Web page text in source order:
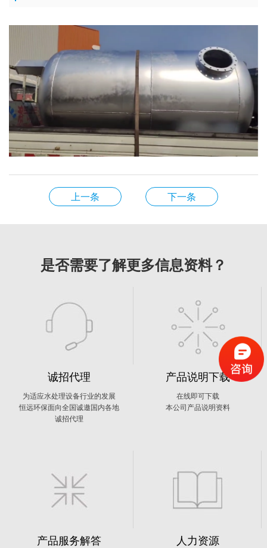
上一条 下一条
是否需要了解更多信息资料？
诚招代理
为适应水处理设备行业的发展
恒远环保面向全国诚邀国内各地
诚招代理
产品说明下载
在线即可下载
本公司产品说明资料
产品服务解答 人力资源